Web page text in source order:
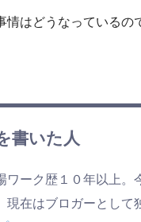
情はどうなっているの
書いた人
ワーク歴１０年以上
現在はブロガーとして